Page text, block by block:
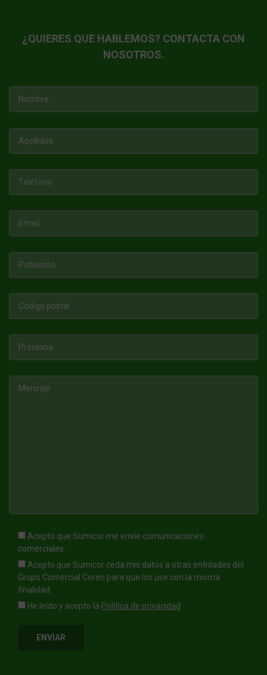
¿QUIERES QUE HABLEMOS? CONTACTA CON
NOSOTROS.
Acepto que Sumicor me envíe comunicaciones
comerciales.
Acepto que Sumicor ceda mis datos a otras entidades del
Grupo Comercial Coren para que los use con la misma
finalidad.
He leído y acepto la Política de privacidad